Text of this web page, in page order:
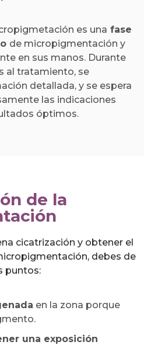
es una fase
de micropigmentación y
en sus manos. Durante
al tratamiento, se
detallada, y se espera
las indicaciones
óptimos.
de la
cicatrización y obtener el
debes de
puntos:
en la zona porque
una exposición